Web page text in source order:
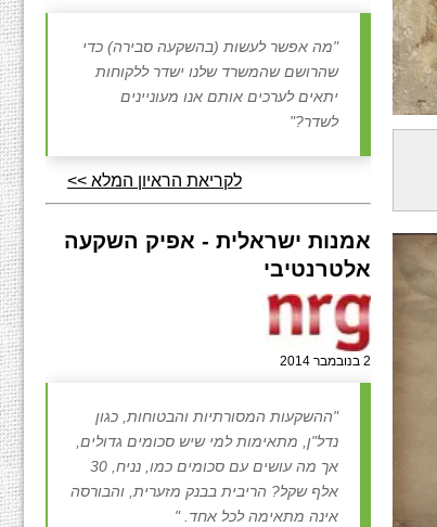
"מה אפשר לעשות (בהשקעה סבירה) כדי
שהרושם שהמשרד שלנו ישדר ללקוחות
יתאים לערכים אותם אנו מעוניינים
לשדר?"
לקריאת הראיון המלא >>
אמנות ישראלית - אפיק השקעה
אלטרנטיבי
2 בנובמבר 2014
"ההשקעות המסורתיות והבטוחות, כגון
נדל"ן, מתאימות למי שיש סכומים גדולים,
אך מה עושים עם סכומים כמו, נניח, 30
אלף שקל? הריבית בבנק מזערית, והבורסה
אינה מתאימה לכל אחד. "